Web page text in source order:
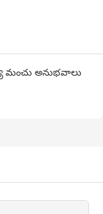
మంచు అనుభవాలు